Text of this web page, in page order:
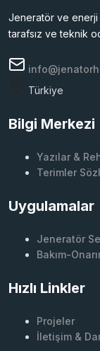
Jeneratör ve enerji
tarafsız ve teknik
Türkiye
Bilgi Merkezi
Yazılar &
Terimler
Uygulamalar
Jeneratör
Bakım-
Hızlı Linkler
Projeler
İletişim &